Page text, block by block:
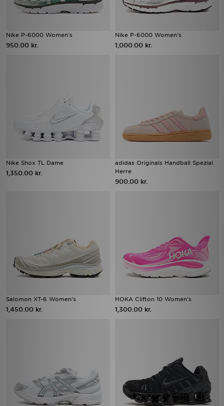
Nike P-6000 Women's
950.00 kr.
Nike P-6000 Women's
1,000.00 kr.
Nike Shox TL Dame
1,350.00 kr.
adidas Originals Handball Spezial
Herre
900.00 kr.
Salomon XT-6 Women's
1,450.00 kr.
HOKA Clifton 10 Women's
1,300.00 kr.